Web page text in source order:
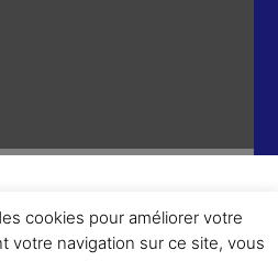
ème Round et Yellowpoly. Tous droits
cookies pour améliorer votre
votre navigation sur ce site, vous